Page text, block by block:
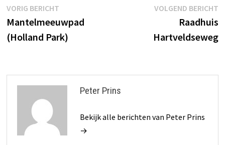
Bericht
navigatie
VORIG BERICHTVorig
bericht:
Mantelmeeuwpad
(Holland Park)
VOLGEND BERICHT
Raadhuis
Hartveldseweg
Peter Prins
Bekijk alle berichten van Peter Prins
→